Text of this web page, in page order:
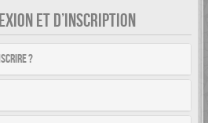
ET D’INSCRIPTION
?